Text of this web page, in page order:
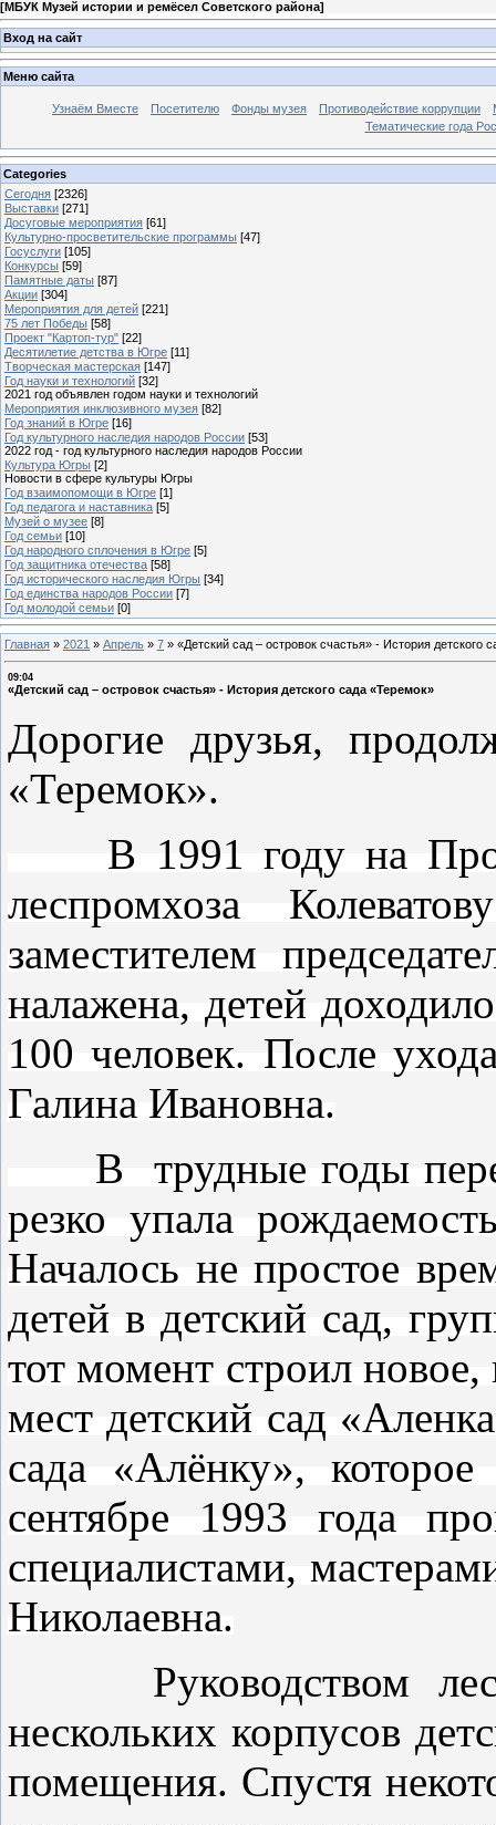
[МБУК Музей истории и ремёсел Советского района]
Вход на сайт
Меню сайта
Узнаём Вместе Посетителю Фонды музея Противодействие коррупции
Тематические года
Categories
Сегодня [2326]
Выставки [271]
Досуговые мероприятия [61]
Культурно-просветительские программы [47]
Госуслуги [105]
Конкурсы [59]
Памятные даты [87]
Акции [304]
Мероприятия для детей [221]
75 лет Победы [58]
Проект "Картоп-тур" [22]
Десятилетие детства в Югре [11]
Творческая мастерская [147]
Год науки и технологий [32]
2021 год объявлен годом науки и технологий
Мероприятия инклюзивного музея [82]
Год знаний в Югре [16]
Год культурного наследия народов России [53]
2022 год - год культурного наследия народов России
Культура Югры [2]
Новости в сфере культуры Югры
Год взаимопомощи в Югре [1]
Год педагога и наставника [5]
Музей о музее [8]
Год семьи [10]
Год народного сплочения в Югре [5]
Год защитника отечества [58]
Год исторического наследия Югры [34]
Год единства народов России [7]
Год молодой семьи [0]
Главная » 2021 » Апрель » 7 » «Детский сад – островок счастья» - История детского
09:04
«Детский сад – островок счастья» - История детского сада «Теремок»
Дорогие друзья,
«Теремок».
В 1991 году на
леспромхоза
заместителем
налажена, детей
100 человек. После
Галина Ивановна.
В трудные годы
резко упала
Началось не простое
детей в детский сад,
тот момент строил
мест детский сад
сада «Алёнку»,
сентябре 1993 года
специалистами,
Николаевна.
Руководством
нескольких корпусов
помещения. Спустя